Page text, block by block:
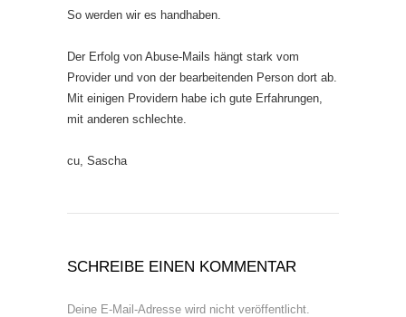
So werden wir es handhaben.
Der Erfolg von Abuse-Mails hängt stark vom
Provider und von der bearbeitenden Person dort ab.
Mit einigen Providern habe ich gute Erfahrungen,
mit anderen schlechte.
cu, Sascha
SCHREIBE EINEN KOMMENTAR
Deine E-Mail-Adresse wird nicht veröffentlicht.